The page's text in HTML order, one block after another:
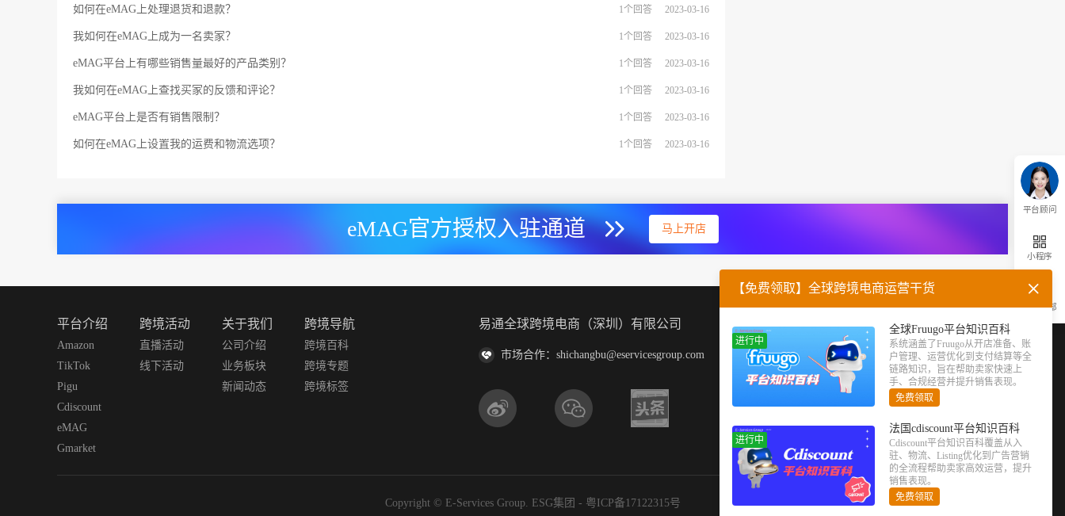
如何在eMAG上处理退货和退款？ 1个回答 2023-03-16
我如何在eMAG上成为一名卖家？ 1个回答 2023-03-16
eMAG平台上有哪些销售量最好的产品类别？ 1个回答 2023-03-16
我如何在eMAG上查找买家的反馈和评论？ 1个回答 2023-03-16
eMAG平台上是否有销售限制？ 1个回答 2023-03-16
如何在eMAG上设置我的运费和物流选项？ 1个回答 2023-03-16
eMAG官方授权入驻通道 马上开店
平台顾问
小程序
返回顶部
平台介绍
Amazon
TikTok
Pigu
Cdiscount
eMAG
Gmarket
跨境活动
直播活动
线下活动
关于我们
公司介绍
业务板块
新闻动态
跨境导航
跨境百科
跨境专题
跨境标签
易通全球跨境电商（深圳）有限公司
市场合作：shichangbu@eservicesgroup.com
企业微信 官方公众号
Copyright © E-Services Group. ESG集团 - 粤ICP备17122315号
【免费领取】全球跨境电商运营干货
进行中
全球Fruugo平台知识百科
系统涵盖了Fruugo从开店准备、账
户管理、运营优化到支付结算等全
链路知识，旨在帮助卖家快速上
手、合规经营并提升销售表现。
免费领取
进行中
法国cdiscount平台知识百科
Cdiscount平台知识百科覆盖从入
驻、物流、Listing优化到广告营销
的全流程帮助卖家高效运营，提升
销售表现。
免费领取